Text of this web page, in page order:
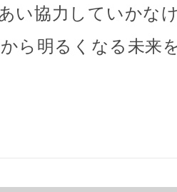
い協力していかな
ら明るくなる未来